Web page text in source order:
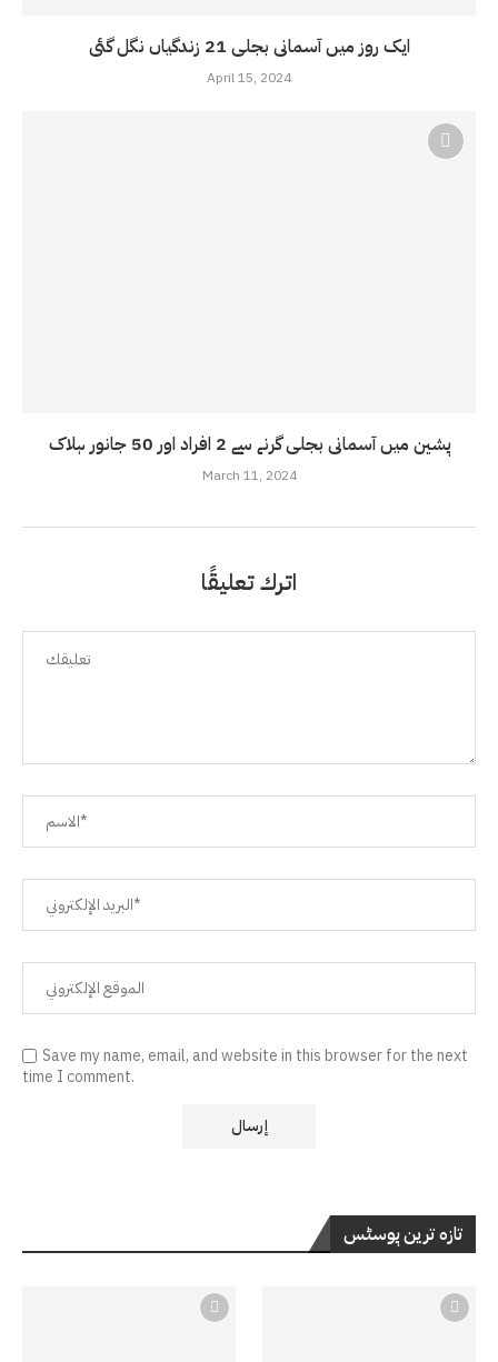
ایک روز میں آسمانی بجلی 21 زندگیاں نگل گئی
April 15, 2024
پشین میں آسمانی بجلی گرنے سے 2 افراد اور 50 جانور ہلاک
March 11, 2024
اترك تعليقًا
Save my name, email, and website in this browser for the next
time I comment.
تازہ ترین پوسٹس